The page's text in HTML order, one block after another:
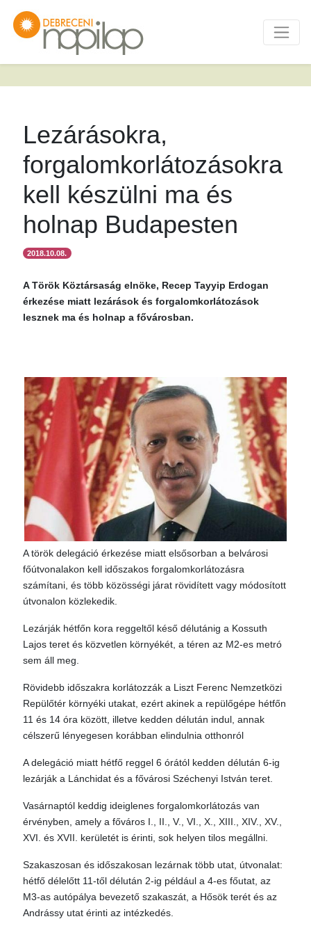
Lezárásokra,
forgalomkorlátozásokra
kell készülni ma és
holnap Budapesten
2018.10.08.
A Török Köztársaság elnöke, Recep Tayyip Erdogan
érkezése miatt lezárások és forgalomkorlátozások
lesznek ma és holnap a fővárosban.
A török delegáció érkezése miatt elsősorban a belvárosi
főútvonalakon kell időszakos forgalomkorlátozásra
számítani, és több közösségi járat rövidített vagy módosított
útvonalon közlekedik.
Lezárják hétfőn kora reggeltől késő délutánig a Kossuth
Lajos teret és közvetlen környékét, a téren az M2-es metró
sem áll meg.
Rövidebb időszakra korlátozzák a Liszt Ferenc Nemzetközi
Repülőtér környéki utakat, ezért akinek a repülőgépe hétfőn
11 és 14 óra között, illetve kedden délután indul, annak
célszerű lényegesen korábban elindulnia otthonról
A delegáció miatt hétfő reggel 6 órától kedden délután 6-ig
lezárják a Lánchidat és a fővárosi Széchenyi István teret.
Vasárnaptól keddig ideiglenes forgalomkorlátozás van
érvényben, amely a főváros I., II., V., VI., X., XIII., XIV., XV.,
XVI. és XVII. kerületét is érinti, sok helyen tilos megállni.
Szakaszosan és időszakosan lezárnak több utat, útvonalat:
hétfő délelőtt 11-től délután 2-ig például a 4-es főutat, az
M3-as autópálya bevezető szakaszát, a Hősök terét és az
Andrássy utat érinti az intézkedés.